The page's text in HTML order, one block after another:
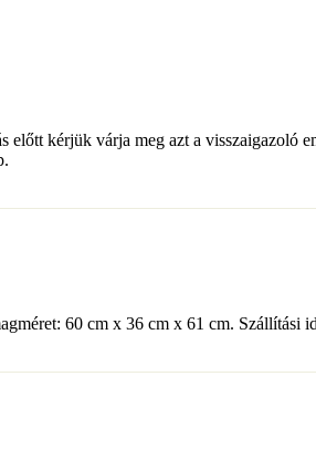
kérjük várja meg azt a visszaigazoló
60 cm x 36 cm x 61 cm. Szállítási